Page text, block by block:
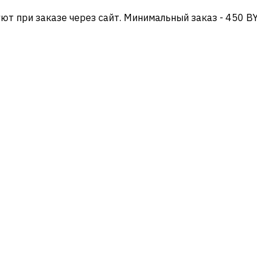
при заказе через сайт. Минимальный заказ - 450